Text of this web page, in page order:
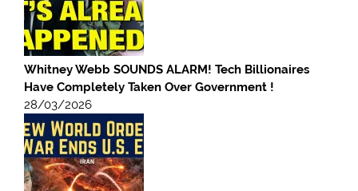
Whitney Webb SOUNDS ALARM! Tech Billionaires
Have Completely Taken Over Government !
28/03/2026